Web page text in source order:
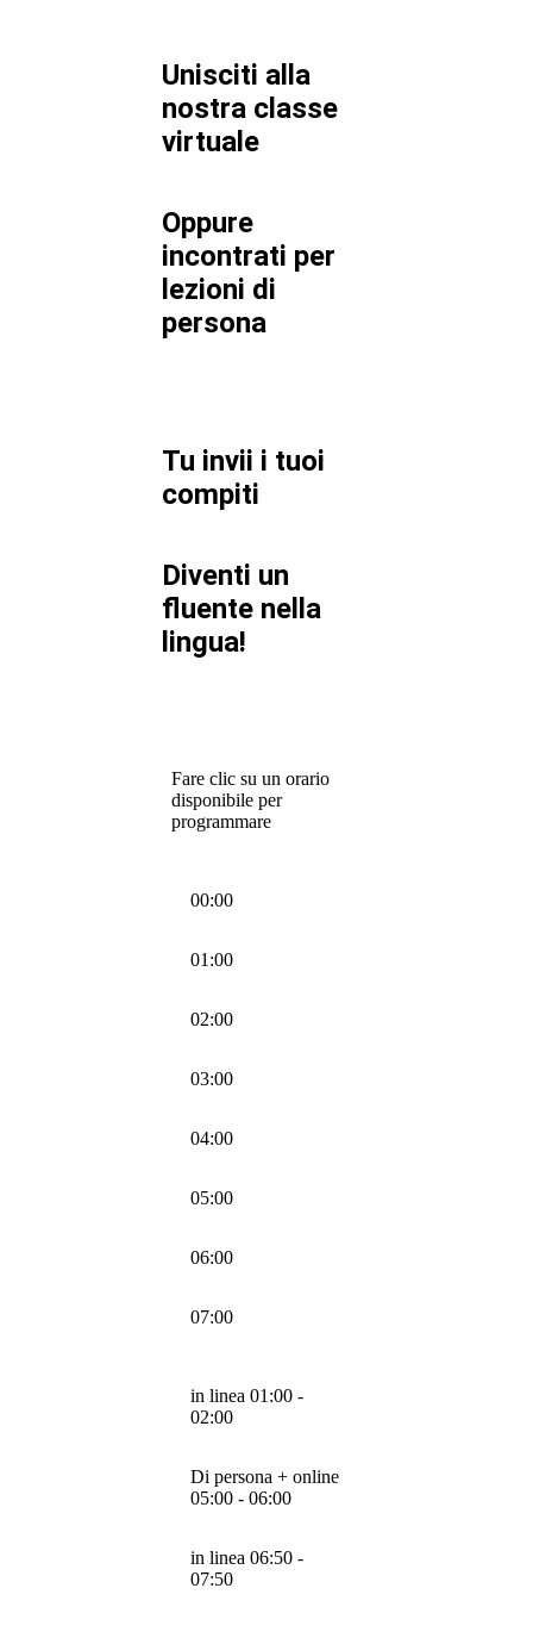
Unisciti alla
nostra classe
virtuale
Oppure
incontrati per
lezioni di
persona
Tu invii i tuoi
compiti
Diventi un
fluente nella
lingua!
Fare clic su un orario
disponibile per
programmare
00:00
01:00
02:00
03:00
04:00
05:00
06:00
07:00
in linea 01:00 -
02:00
Di persona + online
05:00 - 06:00
in linea 06:50 -
07:50